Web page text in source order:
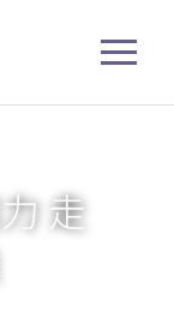
走